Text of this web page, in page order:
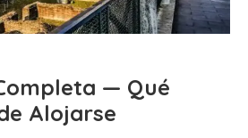
— Qué
Alojarse